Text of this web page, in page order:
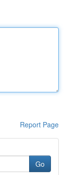
Report Page
Go